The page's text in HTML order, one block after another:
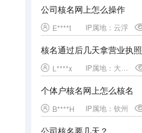
公司核名网上怎么操作
E****t IP属地： 云浮
核名通过后几天拿营业执照
L****x IP属地：
个体户核名网上怎么核名
B****H IP属地： 钦州
公司核名要几天？